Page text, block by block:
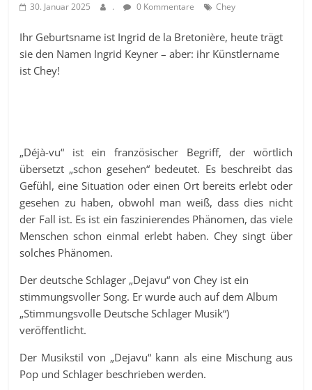
30. Januar 2025 . 0 Kommentare Chey
Ihr Geburtsname ist Ingrid de la Bretonière, heute trägt
sie den Namen Ingrid Keyner – aber: ihr Künstlername
ist Chey!
„Déjà-vu“ ist ein französischer Begriff, der wörtlich
übersetzt „schon gesehen“ bedeutet. Es beschreibt das
Gefühl, eine Situation oder einen Ort bereits erlebt oder
gesehen zu haben, obwohl man weiß, dass dies nicht
der Fall ist. Es ist ein faszinierendes Phänomen, das viele
Menschen schon einmal erlebt haben. Chey singt über
solches Phänomen.
Der deutsche Schlager „Dejavu“ von Chey ist ein
stimmungsvoller Song. Er wurde auch auf dem Album
„Stimmungsvolle Deutsche Schlager Musik“)
veröffentlicht.
Der Musikstil von „Dejavu“ kann als eine Mischung aus
Pop und Schlager beschrieben werden.